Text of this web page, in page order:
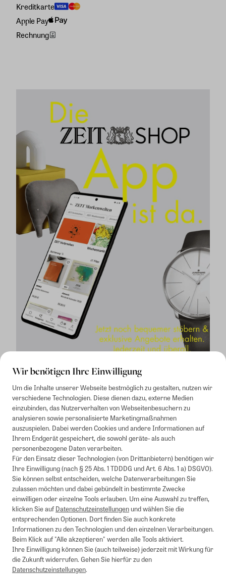
Wir benötigen Ihre Einwilligung
Um die Inhalte unserer Webseite bestmöglich zu gestalten, nutzen wir
verschiedene Technologien. Diese dienen dazu, externe Medien
einzubinden, das Nutzerverhalten von Webseitenbesuchern zu
analysieren sowie personalisierte Marketingmaßnahmen
auszuspielen. Dabei werden Cookies und andere Informationen auf
Ihrem Endgerät gespeichert, die sowohl geräte- als auch
personenbezogene Daten verarbeiten.
Für den Einsatz dieser Technologien (von Drittanbietern) benötigen wir
Ihre Einwilligung (nach § 25 Abs. 1 TDDDG und Art. 6 Abs. 1 a) DSGVO).
Sie können selbst entscheiden, welche Datenverarbeitungen Sie
zulassen möchten und dabei gebündelt in bestimmte Zwecke
einwilligen oder einzelne Tools erlauben. Um eine Auswahl zu treffen,
klicken Sie aufDatenschutzeinstellungenund wählen Sie die
entsprechenden Optionen. Dort finden Sie auch konkrete
Informationen zu den Technologien und den einzelnen Verarbeitungen.
Beim Klick auf "Alle akzeptieren" werden alle Tools aktiviert.
Ihre Einwilligung können Sie (auch teilweise) jederzeit mit Wirkung für
die Zukunft widerrufen. Gehen Sie hierfür zu den
Datenschutzeinstellungen.
Kreditkarte
Apple Pay
Rechnung
1Mindestbestellwert von 50€. Nicht anwendbar auf Produkte, die der
Buchpreisbindung unterliegen, ZEIT-Akademie, e-Books. Keine
Barauszahlung möglich. Nicht mit weiteren Gutscheinen/Rabatten
kombinierbar.
Briefsendungen sind vom kostenlosen Rückversand ausgeschlossen.
Weitere Informationen zu Rücksendungen finden Sie hier.
Alle Preise inkl. gesetzl. MwSt. zzgl. Versandkosten
Instagram Pinterest